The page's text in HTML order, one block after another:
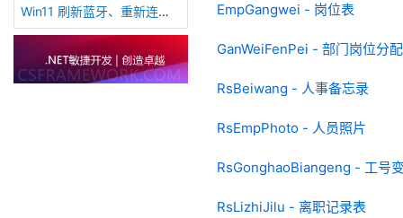
Win11 刷新蓝牙、重新连接蓝牙音响
EmpGangwei - 岗位表
GanWeiFenPei - 部门岗位分
RsBeiwang - 人事备忘录
RsEmpPhoto - 人员照片
RsGonghaoBiangeng - 工号
RsLizhiJilu - 离职记录表